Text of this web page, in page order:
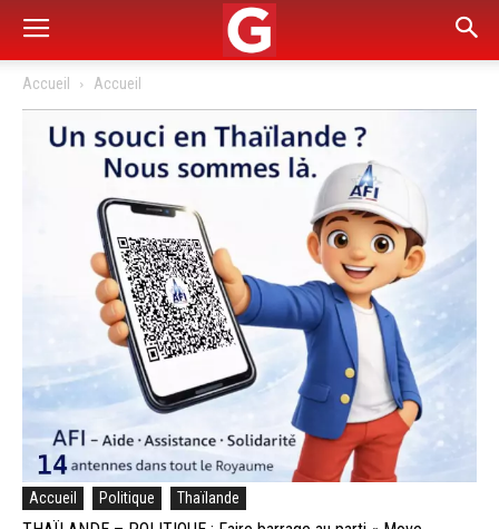
Accueil Accueil
Accueil Politique Thaïlande